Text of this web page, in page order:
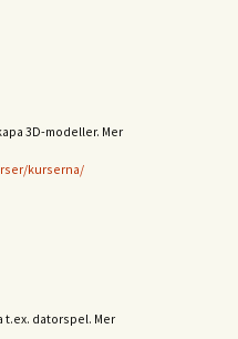
3D-modeller. Mer
kurserna/
t.ex. datorspel. Mer